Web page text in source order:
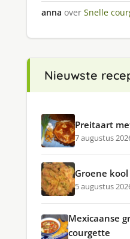
anna over Snelle
Nieuwste
Preitaart
7 augustus
Groene
5 augustus
Mexicaanse
courgette